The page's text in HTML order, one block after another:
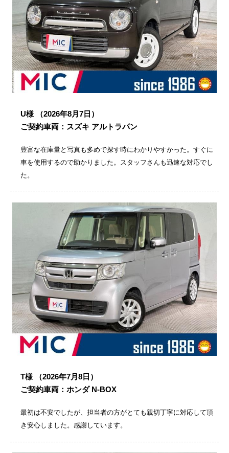
U様
（2026年8月7日）
ご契約車両：スズキ アルトラパン
豊富な在庫量と写真も多めで探す時にわかりやすかった。すぐに
車を使用するので助かりました。スタッフさんも迅速な対応でし
た。
T様
（2026年7月8日）
ご契約車両：ホンダ N-BOX
最初は不安でしたが、担当者の方がとても親切丁寧に対応して頂
き安心しました。感謝しています。